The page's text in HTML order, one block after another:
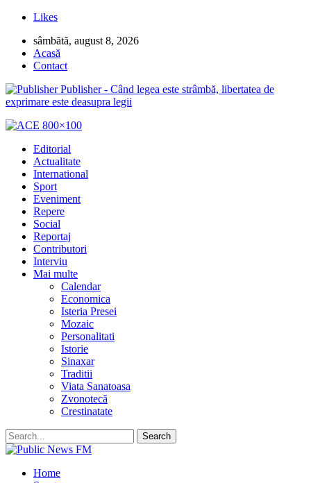
Likes
sâmbătă, august 8, 2026
Acasă
Contact
Publisher - Când legea este strâmbă, libertatea de
exprimare este deasupra legii
Editorial
Actualitate
International
Sport
Eveniment
Repere
Social
Reportaj
Contributori
Interviu
Mai multe
Calendar
Economica
Isteria Presei
Mozaic
Personalitati
Istorie
Sinaxar
Traditii
Viata Sanatoasa
Zvonotecă
Crestinatate
Home